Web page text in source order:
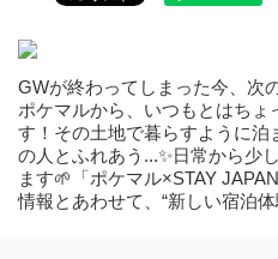
GWが終わってしまった今、次
ポケマルから、いつもとはち
す！その土地で暮らすように
の人とふれあう...✨日常から少
ます🌱「ポケマル×STAY
情報とあわせて、“新しい宿泊